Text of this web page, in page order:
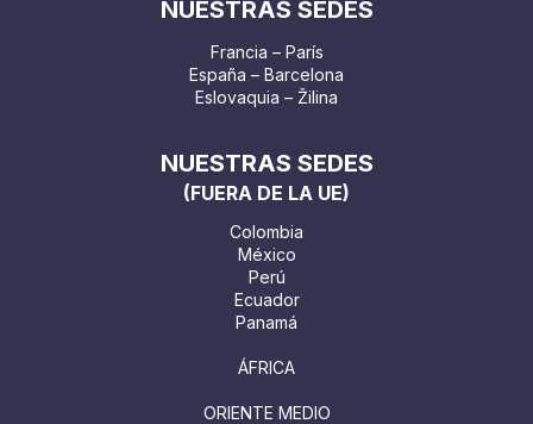
NUESTRAS SEDES
Francia – París
España – Barcelona
Eslovaquia – Žilina
NUESTRAS SEDES
(FUERA DE LA UE)
Colombia
México
Perú
Ecuador
Panamá
ÁFRICA
ORIENTE MEDIO